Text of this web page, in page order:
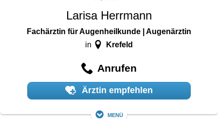
Larisa Herrmann
Fachärztin für Augenheilkunde | Augenärztin
in Krefeld
Anrufen
Ärztin empfehlen
Menü